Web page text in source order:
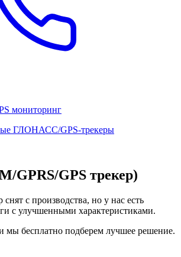
мониторинг
ГЛОНАСС/GPS-трекеры
GPRS/GPS трекер)
с производства, но у нас есть
с улучшенными характеристиками.
мы бесплатно подберем лучшее решение.